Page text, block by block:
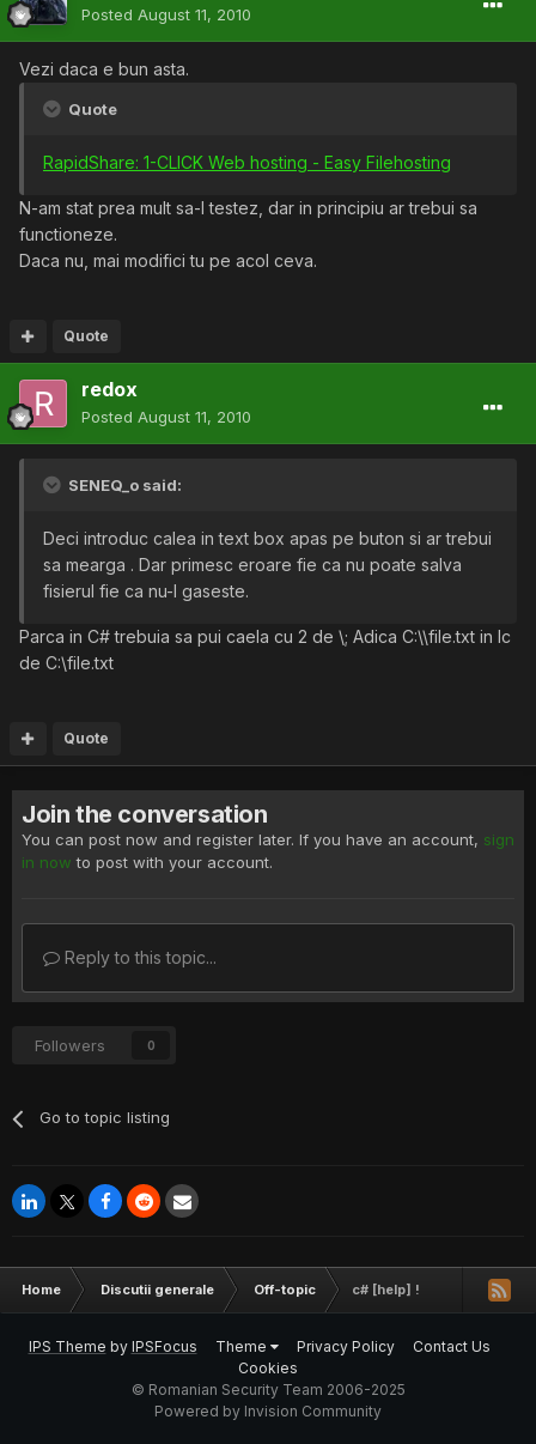
Posted August 11, 2010
Vezi daca e bun asta.
Quote
RapidShare: 1-CLICK Web hosting - Easy Filehosting
N-am stat prea mult sa-l testez, dar in principiu ar trebui sa
functioneze.
Daca nu, mai modifici tu pe acol ceva.
Quote
redox
Posted August 11, 2010
SENEQ_o said:
Deci introduc calea in text box apas pe buton si ar trebui
sa mearga . Dar primesc eroare fie ca nu poate salva
fisierul fie ca nu-l gaseste.
Parca in C# trebuia sa pui caela cu 2 de \; Adica C:\\file.txt in lc
de C:\file.txt
Quote
Join the conversation
You can post now and register later. If you have an account, sign
in now to post with your account.
Reply to this topic...
Followers 0
Go to topic listing
Home Discutii generale Off-topic c# [help] !
IPS Theme by IPSFocus Theme Privacy Policy
Contact Us
Cookies
© Romanian Security Team 2006-2025
Powered by Invision Community